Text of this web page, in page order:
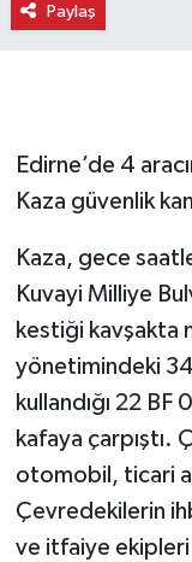
Paylaş
Edirne’de 4
Kaza güvenlik
Kaza, gece
Kuvayi Milliye
kestiği kavşakta
yönetimindeki 34
kullandığı 22
kafaya çarpıştı.
otomobil, ticari
Çevredekilerin
ve itfaiye ekipleri